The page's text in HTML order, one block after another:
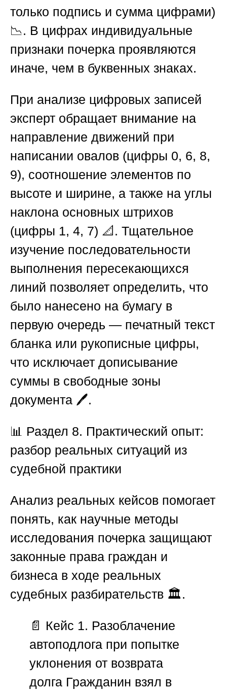
только подпись и сумма цифрами)
📉. В цифрах индивидуальные
признаки почерка проявляются
иначе, чем в буквенных знаках.
При анализе цифровых записей
эксперт обращает внимание на
направление движений при
написании овалов (цифры 0, 6, 8,
9), соотношение элементов по
высоте и ширине, а также на углы
наклона основных штрихов
(цифры 1, 4, 7) 📐. Тщательное
изучение последовательности
выполнения пересекающихся
линий позволяет определить, что
было нанесено на бумагу в
первую очередь — печатный текст
бланка или рукописные цифры,
что исключает дописывание
суммы в свободные зоны
документа 🖊️.
📊 Раздел 8. Практический опыт:
разбор реальных ситуаций из
судебной практики
Анализ реальных кейсов помогает
понять, как научные методы
исследования почерка защищают
законные права граждан и
бизнеса в ходе реальных
судебных разбирательств 🏛️.
📄 Кейс 1. Разоблачение
автоподлога при попытке
уклонения от возврата
долгаГражданин взял в